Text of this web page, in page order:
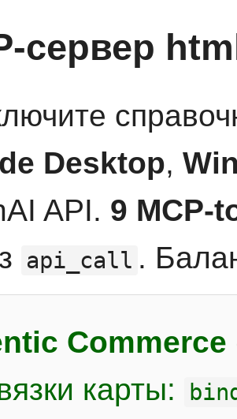
сервер
Desktop,
API. 9 MCP-
api_call .
Commerce
карты: